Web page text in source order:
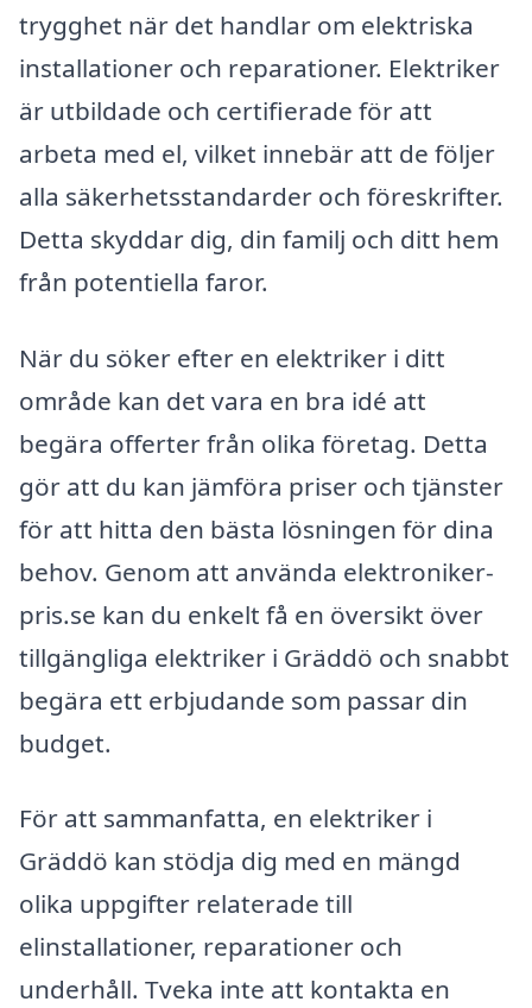
trygghet när det handlar om elektriska
installationer och reparationer. Elektriker
är utbildade och certifierade för att
arbeta med el, vilket innebär att de följer
alla säkerhetsstandarder och föreskrifter.
Detta skyddar dig, din familj och ditt hem
från potentiella faror.
När du söker efter en elektriker i ditt
område kan det vara en bra idé att
begära offerter från olika företag. Detta
gör att du kan jämföra priser och tjänster
för att hitta den bästa lösningen för dina
behov. Genom att använda elektroniker-
pris.se kan du enkelt få en översikt över
tillgängliga elektriker i Gräddö och snabbt
begära ett erbjudande som passar din
budget.
För att sammanfatta, en elektriker i
Gräddö kan stödja dig med en mängd
olika uppgifter relaterade till
elinstallationer, reparationer och
underhåll. Tveka inte att kontakta en